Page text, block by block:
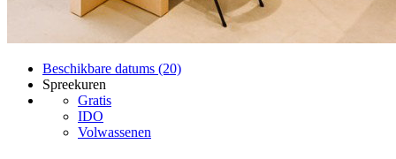
Beschikbare datums (20)
Spreekuren
Gratis
IDO
Volwassenen